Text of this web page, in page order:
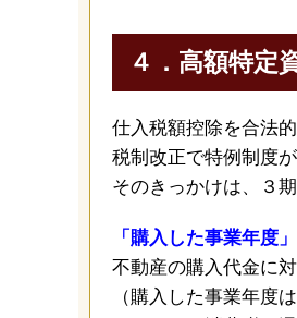
４．高額特定
仕入税額控除を合法
税制改正で特例制度
そのきっかけは、３
「購入した事業年度」
不動産の購入代金に
（購入した事業年度